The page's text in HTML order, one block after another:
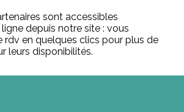
sont accessibles
depuis notre site : vous
rdv en quelques clics pour plus de
leurs disponibilités.